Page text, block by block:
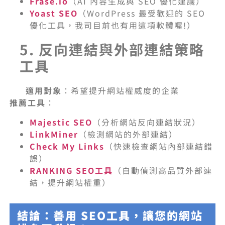
Yoast SEO （WordPress 最受歡迎的 SEO
優化工具，我司目前也有用這項軟體喔!）
5. 反向連結與外部連結策略
工具
適用對象 ：希望提升網站權威度的企業
推薦工具 ：
Majestic SEO （分析網站反向連結狀況）
LinkMiner （檢測網站的外部連結）
Check My Links （快速檢查網站內部連結錯
誤）
RANKING SEO工具 （自動偵測高品質外部連
結，提升網站權重）
結論：善用 SEO工具，讓您的網站